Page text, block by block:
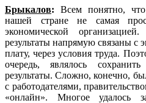
Брыкалов:
Всем понятно,
нашей стране не самая
экономической
результаты напрямую связаны с
плату, через условия труда.
очередь, являлось
результаты. Сложно, конечно,
с работодателями,
«онлайн». Многое удалось